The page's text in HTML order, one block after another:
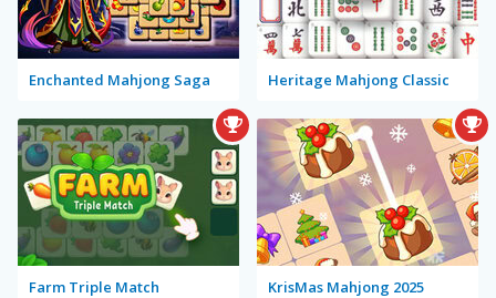
Enchanted Mahjong Saga Heritage Mahjong Classic
Farm Triple Match KrisMas Mahjong 2025